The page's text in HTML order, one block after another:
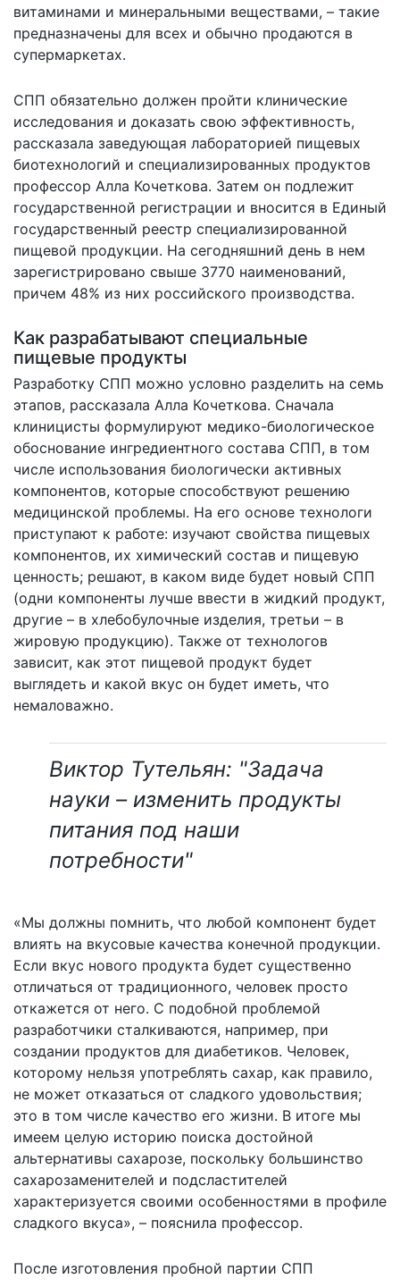
витаминами и минеральными веществами, – такие
предназначены для всех и обычно продаются в
супермаркетах.
СПП обязательно должен пройти клинические
исследования и доказать свою эффективность,
рассказала заведующая лабораторией пищевых
биотехнологий и специализированных продуктов
профессор Алла Кочеткова. Затем он подлежит
государственной регистрации и вносится в Единый
государственный реестр специализированной
пищевой продукции. На сегодняшний день в нем
зарегистрировано свыше 3770 наименований,
причем 48% из них российского производства.
Как разрабатывают специальные
пищевые продукты
Разработку СПП можно условно разделить на семь
этапов, рассказала Алла Кочеткова. Сначала
клиницисты формулируют медико-биологическое
обоснование ингредиентного состава СПП, в том
числе использования биологически активных
компонентов, которые способствуют решению
медицинской проблемы. На его основе технологи
приступают к работе: изучают свойства пищевых
компонентов, их химический состав и пищевую
ценность; решают, в каком виде будет новый СПП
(одни компоненты лучше ввести в жидкий продукт,
другие – в хлебобулочные изделия, третьи – в
жировую продукцию). Также от технологов
зависит, как этот пищевой продукт будет
выглядеть и какой вкус он будет иметь, что
немаловажно.
Виктор Тутельян: "Задача
науки – изменить продукты
питания под наши
потребности"
«Мы должны помнить, что любой компонент будет
влиять на вкусовые качества конечной продукции.
Если вкус нового продукта будет существенно
отличаться от традиционного, человек просто
откажется от него. С подобной проблемой
разработчики сталкиваются, например, при
создании продуктов для диабетиков. Человек,
которому нельзя употреблять сахар, как правило,
не может отказаться от сладкого удовольствия;
это в том числе качество его жизни. В итоге мы
имеем целую историю поиска достойной
альтернативы сахарозе, поскольку большинство
сахарозаменителей и подсластителей
характеризуется своими особенностями в профиле
сладкого вкуса», – пояснила профессор.
После изготовления пробной партии СПП